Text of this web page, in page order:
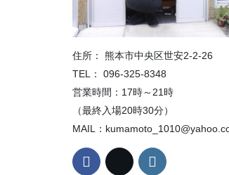
住所： 熊本市中央区世安2-2-26
TEL： 096-325-8348
営業時間：17時～21時
（最終入場20時30分）
MAIL：